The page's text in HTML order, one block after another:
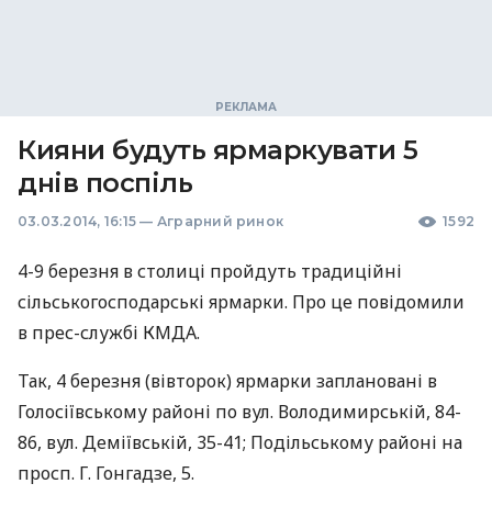
Кияни будуть ярмаркувати 5
днів поспіль
03.03.2014, 16:15 — Аграрний ринок 1592
4-9 березня в столиці пройдуть традиційні
сільськогосподарські ярмарки. Про це повідомили
в прес-службі КМДА.
Так, 4 березня (вівторок) ярмарки заплановані в
Голосіївському районі по вул. Володимирській, 84-
86, вул. Деміївській, 35-41; Подільському районі на
просп. Г. Гонгадзе, 5.